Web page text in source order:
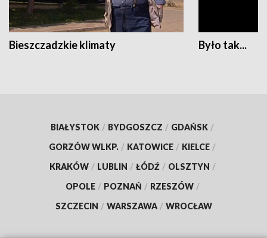
Bieszczadzkie klimaty Było tak...
BIAŁYSTOK / BYDGOSZCZ / GDAŃSK /
GORZÓW WLKP. / KATOWICE / KIELCE /
KRAKÓW / LUBLIN / ŁÓDŹ / OLSZTYN /
OPOLE / POZNAŃ / RZESZÓW /
SZCZECIN / WARSZAWA / WROCŁAW